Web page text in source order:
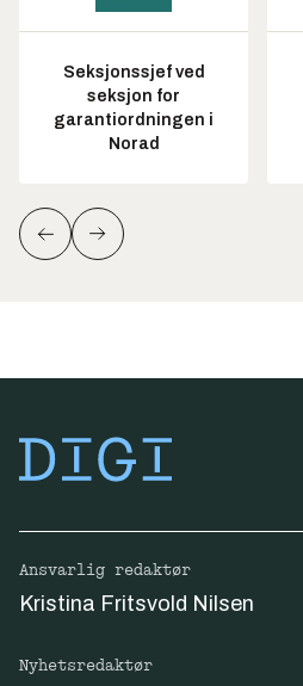
Seksjonssjef ved
seksjon for
garantiordningen i
Norad
Ansvarlig redaktør
Kristina Fritsvold Nilsen
Nyhetsredaktør